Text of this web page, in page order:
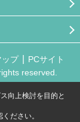
ップ
PCサイト
reserved.
向上検討を目的と
ださい。